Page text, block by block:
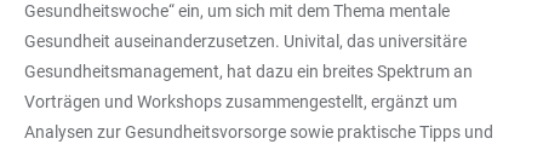
Gesundheitswoche“ ein, um sich mit dem Thema mentale
Gesundheit auseinanderzusetzen. Univital, das universitäre
Gesundheitsmanagement, hat dazu ein breites Spektrum an
Vorträgen und Workshops zusammengestellt, ergänzt um
Analysen zur Gesundheitsvorsorge sowie praktische Tipps und